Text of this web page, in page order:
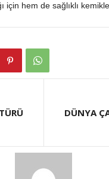
için hem de sağlıklı
DÜNYA